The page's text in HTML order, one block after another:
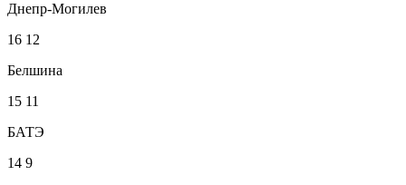
Днепр-Могилев
16 12
Белшина
15 11
БАТЭ
14 9